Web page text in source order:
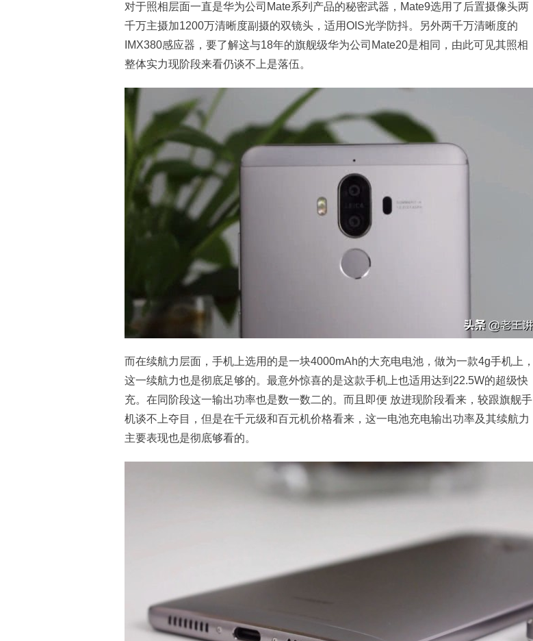
对于照相层面一直是华为公司Mate系列产品的秘密武器，Mate9选用了后置摄像头两
千万主摄加1200万清晰度副摄的双镜头，适用OIS光学防抖。另外两千万清晰度的
IMX380感应器，要了解这与18年的旗舰级华为公司Mate20是相同，由此可见其照相
整体实力现阶段来看仍谈不上是落伍。
而在续航力层面，手机上选用的是一块4000mAh的大充电电池，做为一款4g手机上，
这一续航力也是彻底足够的。最意外惊喜的是这款手机上也适用达到22.5W的超级快
充。在同阶段这一输出功率也是数一数二的。而且即便 放进现阶段看来，较跟旗舰手
机谈不上夺目，但是在千元级和百元机价格看来，这一电池充电输出功率及其续航力
主要表现也是彻底够看的。